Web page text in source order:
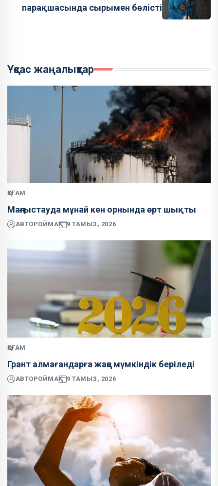
парақшасында сырымен бөлісті
Ұқсас жаңалықтар
ҚОҒАМ
Маңғыстауда мұнай кен орнында өрт шықты
АВТОРОЙМАҚ 9 ТАМЫЗ, 2026
ҚОҒАМ
Грант алмағандарға жаңа мүмкіндік беріледі
АВТОРОЙМАҚ 9 ТАМЫЗ, 2026